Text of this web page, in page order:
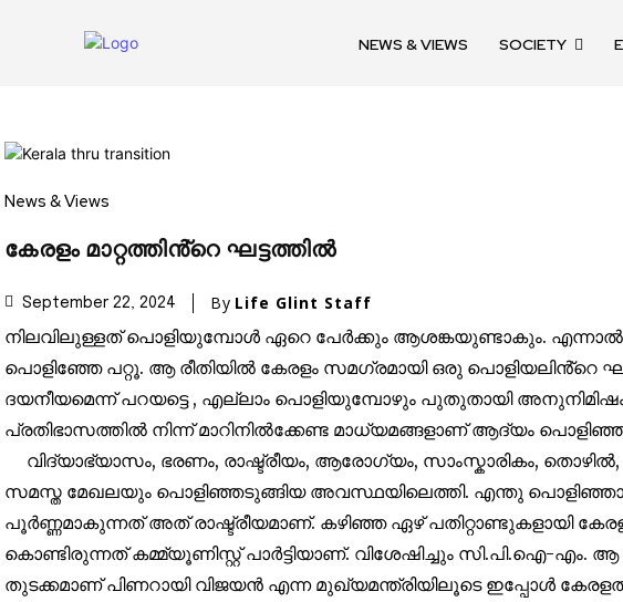
SUBSCRIBERS and be
To subscribe, simply enter your email address
the subscribe button below. Don't worry, we
won't spam your inbox. Your information is safe
32,111
Followers
NEWS & VIEWS SOCIETY
News & Views
കേരളം മാറ്റത്തിൻ്റെ ഘട്ടത്തിൽ
September 22, 2024 By Life Glint Staff
നിലവിലുള്ളത് പൊളിയുമ്പോൾ ഏറെ പേർക്കും ആശങ്കയുണ്ടാകും.
പൊളിഞ്ഞേ പറ്റൂ. ആ രീതിയിൽ കേരളം സമഗ്രമായി ഒരു
ദയനീയമെന്ന് പറയട്ടെ , എല്ലാം പൊളിയുമ്പോഴും പുതുതായി
പ്രതിഭാസത്തിൽ നിന്ന് മാറിനിൽക്കേണ്ട മാധ്യമങ്ങളാണ് ആദ്യം
വിദ്യാഭ്യാസം, ഭരണം, രാഷ്ട്രീയം, ആരോഗ്യം, സാംസ്കാരികം,
സമസ്ത മേഖലയും പൊളിഞ്ഞടുങ്ങിയ അവസ്ഥയിലെത്തി. എന്തു
പൂർണ്ണമാകുന്നത് അത് രാഷ്ട്രീയമാണ്. കഴിഞ്ഞ ഏഴ് പതിറ്റാണ്ടുകളായി
കൊണ്ടിരുന്നത് കമ്മ്യൂണിസ്റ്റ് പാർട്ടിയാണ്. വിശേഷിച്ചും സി.പി.ഐ-എം.
തുടക്കമാണ് പിണറായി വിജയൻ എന്ന മുഖ്യമന്ത്രിയിലൂടെ ഇപ്പോൾ